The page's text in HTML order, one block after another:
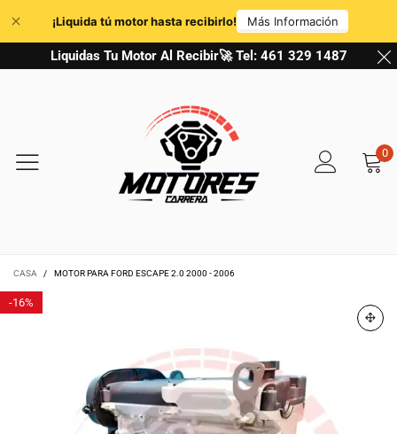
Liquidas Tu Motor Al Recibir🚀 Tel: 461 329 1487
0
CASA / MOTOR PARA FORD ESCAPE 2.0 2000 - 2006
-16%